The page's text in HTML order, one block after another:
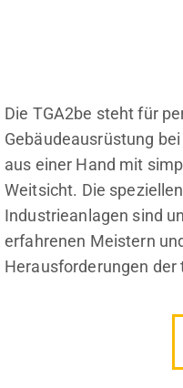
Die TGA2be steht für
Gebäudeausrüstung
aus einer Hand mit
Weitsicht. Die
Industrieanlagen sind
erfahrenen Meistern
Herausforderungen der